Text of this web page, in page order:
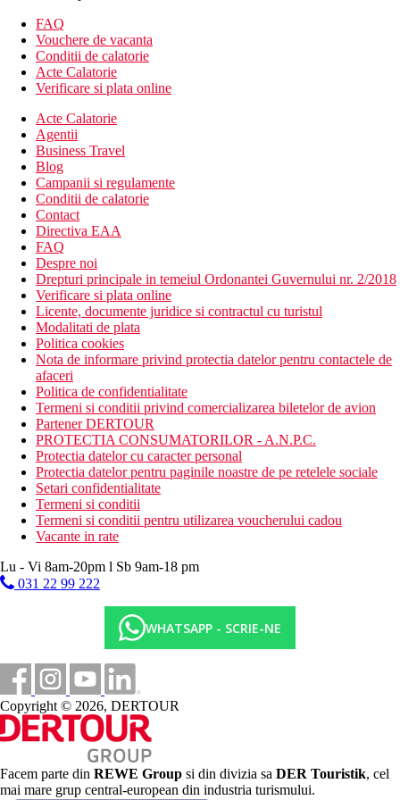
mare.
Suita, 1 dormitor, Excellence: terasa mare cu sezlonguri,
vedere directa la ocean, filtru de cafea.
Suita, 2 dormitoare, Excellence: 2 dormitoare, terasa mare
Divertisment
Program de animatie pentru adulti si copii, spectacole de seara.
Mese
Mic dejun si cina tip bufet.
*Optiunea de a cumpara demipensiune plus (pahar cu apa sau
vin inclus la cina), pranz tip bufet sau program premium all
inclusive.
Plajă
Hotelul este situat chiar langa plaja cu nisip din La Pinta, avand
intrare treptata in mare. Sezlongurile si umbrelele sunt contra
cost.
Activitati sportive
Gratuit: tenis de masa, sah.
Contra cost: biliard, sporturi nautice pe plaja, teren de golf
la aproximativ 3 km.
Copii
adolescenti, bufet copii, babysitting contra cost, patut gratuit (la
cerere).
PREMIUM ALL INCLUSIVE
Mic dejun, pranz si cina tip bufet
Gustare usoara si inghetata in timpul zilei
Bauturi alcoolice si nealcoolice de productie locala (11:00
a.m. - miezul noptii)
VISA, EC/MC, AMEX, Diners Club.
FAQ
Vouchere de vacanta
Conditii de calatorie
Acte Calatorie
Verificare si plata online
Acte Calatorie
Agentii
Business Travel
Blog
Campanii si regulamente
Conditii de calatorie
Contact
Directiva EAA
FAQ
Despre noi
Drepturi principale in temeiul Ordonantei Guvernului nr. 2/2018
Verificare si plata online
Licente, documente juridice si contractul cu turistul
Modalitati de plata
Politica cookies
Nota de informare privind protectia datelor pentru contactele de
afaceri
Politica de confidentialitate
Termeni si conditii privind comercializarea biletelor de avion
Partener DERTOUR
PROTECTIA CONSUMATORILOR - A.N.P.C.
Protectia datelor cu caracter personal
Protectia datelor pentru paginile noastre de pe retelele sociale
Setari confidentialitate
Termeni si conditii
Termeni si conditii pentru utilizarea voucherului cadou
Vacante in rate
Lu - Vi 8am-20pm l Sb 9am-18 pm
031 22 99 222
WHATSAPP - SCRIE-NE
Copyright © 2026, DERTOUR
Facem parte din REWE Group si din divizia sa DER Touristik, cel
mai mare grup central-european din industria turismului.